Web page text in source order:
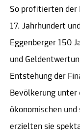
So profitierten der
17. Jahrhundert
Eggenberger 150
und
Entstehung der
Bevölkerung unter
ökonomischen
erzielten sie